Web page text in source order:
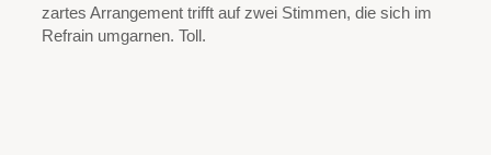
zartes Arrangement trifft auf zwei Stimmen, die sich im
Refrain umgarnen. Toll.